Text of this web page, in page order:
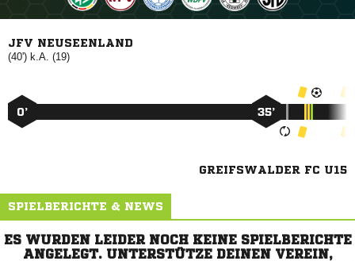
JFV NEUSEENLAND
(40') k.A. (19)
0’ 35’
GREIFSWALDER FC U15
SPIELBERICHTE & NEWS
ES WURDEN LEIDER NOCH KEINE SPIELBERICHTE
ANGELEGT. UNTERSTÜTZE DEINEN VEREIN,